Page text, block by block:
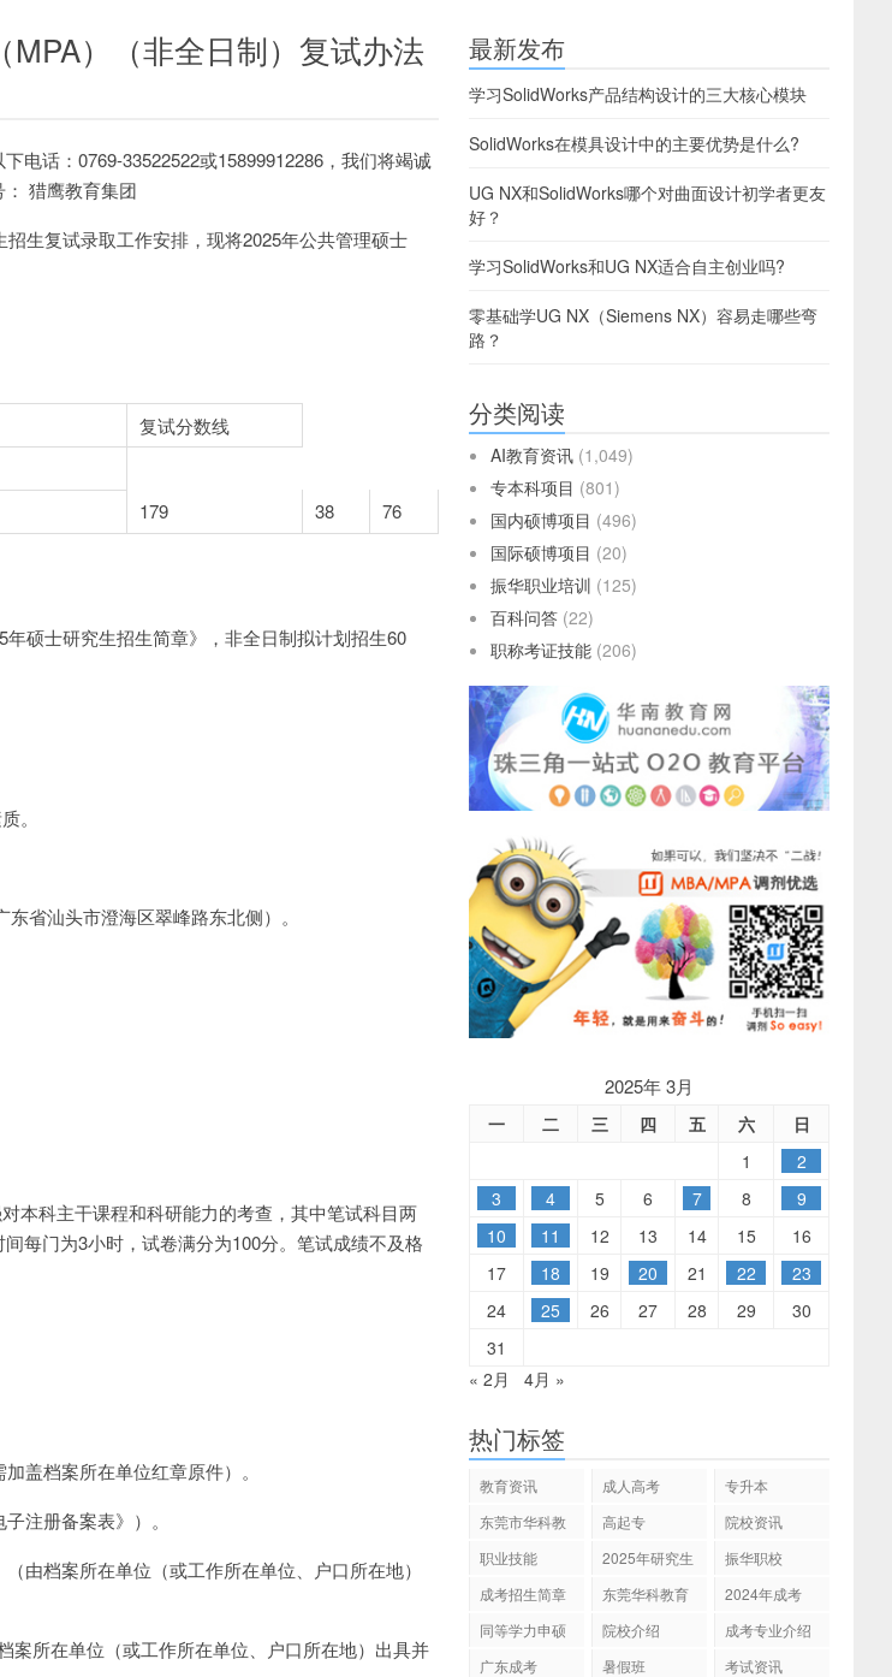
）（非全日制）复试办法
电话：0769-33522522或15899912286，我们将竭诚
猎鹰教育集团
生复试录取工作安排，现将2025年公共管理硕士
复试分数线
179 38 76
硕士研究生招生简章》，非全日制拟计划招生60
。
省汕头市澄海区翠峰路东北侧）。
本科主干课程和科研能力的考查，其中笔试科目两
每门为3小时，试卷满分为100分。笔试成绩不及格
盖档案所在单位红章原件）。
注册备案表》）。
由档案所在单位（或工作所在单位、户口所在地）
案所在单位（或工作所在单位、户口所在地）出具并
最新发布
学习SolidWorks产品结构设计的三大核心模块
SolidWorks在模具设计中的主要优势是什么?
UG NX和SolidWorks哪个对曲面设计初学者更友
好？
学习SolidWorks和UG NX适合自主创业吗?
零基础学UG NX（Siemens NX）容易走哪些弯
路？
分类阅读
AI教育资讯 (1,049)
专本科项目 (801)
国内硕博项目 (496)
国际硕博项目 (20)
振华职业培训 (125)
百科问答 (22)
职称考证技能 (206)
2025年 3月
一 二 三 四 五 六
日
1
2
3
4 5 6 7 8
9
10
11 12 13 14 15
16
17
18 19 20 21 22
23
24
25 26 27 28 29
30
31
« 2月
4月 »
热门标签
教育资讯 成人高考
专升本
东莞市华科教
高起专
院校资讯
职业技能
2025年研究生
振华职校
成考招生简章
东莞华科教育
2024年成考
同等学力申硕
院校介绍
成考专业介绍
广东成考
暑假班
考试资讯